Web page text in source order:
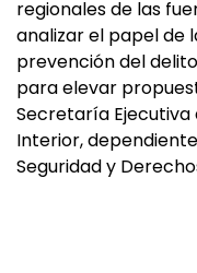
regionales de las
analizar el papel de
prevención del
para elevar
Secretaría Ejecutiva
Interior,
Seguridad y